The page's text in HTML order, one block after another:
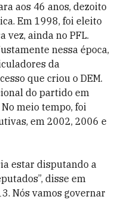
aos 46 anos, dezoito
Em 1998, foi eleito
ainda no PFL.
nessa época,
da
que criou o DEM.
do partido em
meio tempo, foi
em 2002, 2006 e
estar disputando a
disse em
Nós vamos governar